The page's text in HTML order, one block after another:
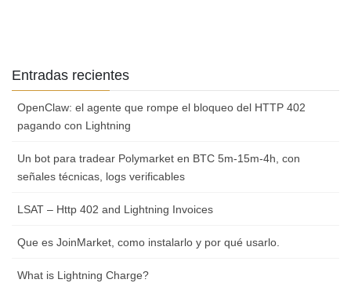
Entradas recientes
OpenClaw: el agente que rompe el bloqueo del HTTP 402
pagando con Lightning
Un bot para tradear Polymarket en BTC 5m-15m-4h, con
señales técnicas, logs verificables
LSAT – Http 402 and Lightning Invoices
Que es JoinMarket, como instalarlo y por qué usarlo.
What is Lightning Charge?